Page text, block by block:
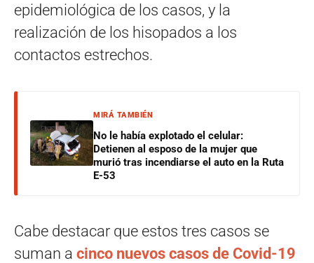
epidemiológica de los casos, y la
realización de los hisopados a los
contactos estrechos.
MIRÁ TAMBIÉN
No le había explotado el celular:
Detienen al esposo de la mujer que
murió tras incendiarse el auto en la Ruta
E-53
Cabe destacar que estos tres casos se
suman a cinco nuevos casos de Covid-19